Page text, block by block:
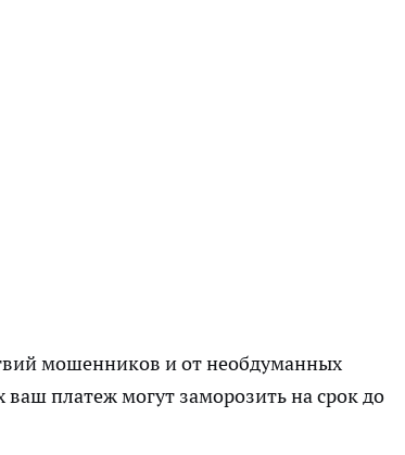
мошенников и от необдуманных
платеж могут заморозить на срок до